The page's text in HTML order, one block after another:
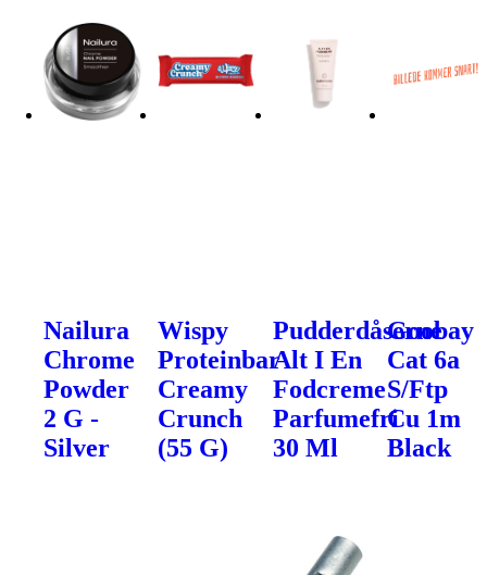
Nailura
Chrome
Powder
2 G -
Silver
Wispy
Proteinbar
Creamy
Crunch
(55 G)
Pudderdåserne
Alt I En
Fodcreme
Parfumefri
30 Ml
Goobay
Cat 6a
S/Ftp
Cu 1m
Black